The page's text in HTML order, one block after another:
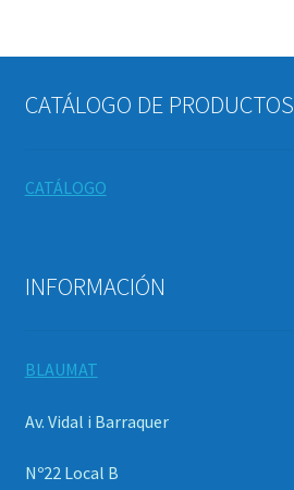
CATÁLOGO DE PRODUCTOS
CATÁLOGO
INFORMACIÓN
BLAUMAT
Av. Vidal i Barraquer
Nº22 Local B